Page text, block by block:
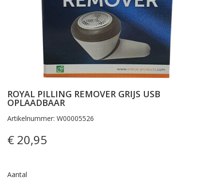
ROYAL PILLING REMOVER GRIJS USB
OPLAADBAAR
Artikelnummer: W00005526
€ 20,95
Aantal